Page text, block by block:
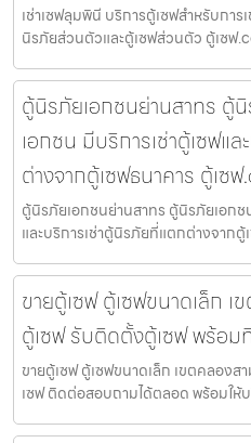
เช่าเซฟลุมพินี บริการตู้เซฟสำหรับการ
นิรภัยส่วนตัวและตู้เซฟส่วนตัว ตู้เซฟ
ตู้นิรภัยเอกชนย่านสาทร ตู้
เอกชน มีบริการเช่าตู้เซฟแ
ต่างจากตู้เซฟธนาคาร ตู้เซ
ตู้นิรภัยเอกชนย่านสาทร ตู้นิรภัยเอกช
และบริการเช่าตู้นิรภัยที่แตกต่างจากตู้
ขายตู้เซฟ ตู้เซฟขนาดเล็ก
ตู้เซฟ รับติดตั้งตู้เซฟ พร้อม
ขายตู้เซฟ ตู้เซฟขนาดเล็ก เขตคลอง
เซฟ ติดต่อสอบถามได้ตลอด พร้อมให้